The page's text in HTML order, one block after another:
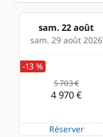
sam. 22 août
sam. 29 août 2026
-13 %
5 703 €
4 970 €
Réserver